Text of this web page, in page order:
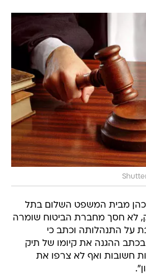
מבית המשפט השלום בתל
לא חסך מחברת הביטוח שומרה
על התנהלותה וכתב כי
בכתב ההגנה את קיומו של תיק
חשובות ואף לא צרפו את